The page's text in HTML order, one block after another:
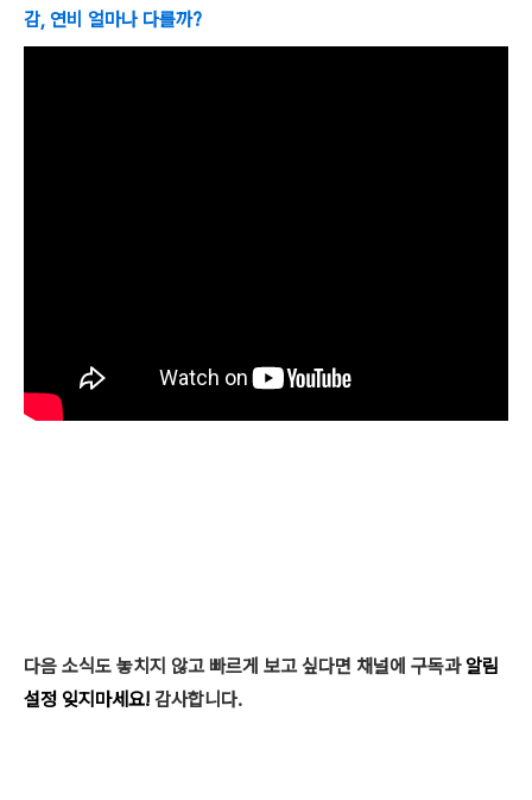
감, 연비 얼마나 다를까?
다음 소식도 놓치지 않고 빠르게 보고 싶다면 채널에 구독과알림
설정 잊지마세요! 감사합니다.